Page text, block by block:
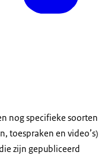
nog specifieke soorten
toespraken en video’s)
zijn gepubliceerd